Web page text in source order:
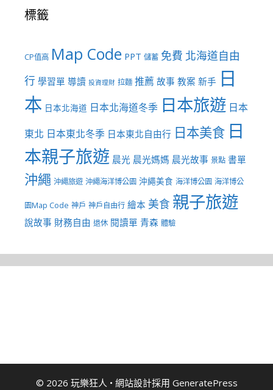
標籤
CP值高 Map Code PPT 儲蓄 免費 北海道自由
行 學習單 導讀 投資理財 拉麵 推薦 故事 教案 新手 日
本 日本北海道 日本北海道冬季 日本旅遊 日本
東北 日本東北冬季 日本東北自由行 日本美食 日
本親子旅遊 晨光 晨光媽媽 晨光故事 景點 書單
沖繩 沖繩旅遊 沖繩海洋博公園 沖繩美食 海洋博公園 海洋博公
園Map Code 神戶 神戶自由行 繪本 美食 親子旅遊
說故事 財務自由 退休 閱讀單 青森 體驗
© 2026 玩樂狂人 • 網站設計採用 GeneratePress